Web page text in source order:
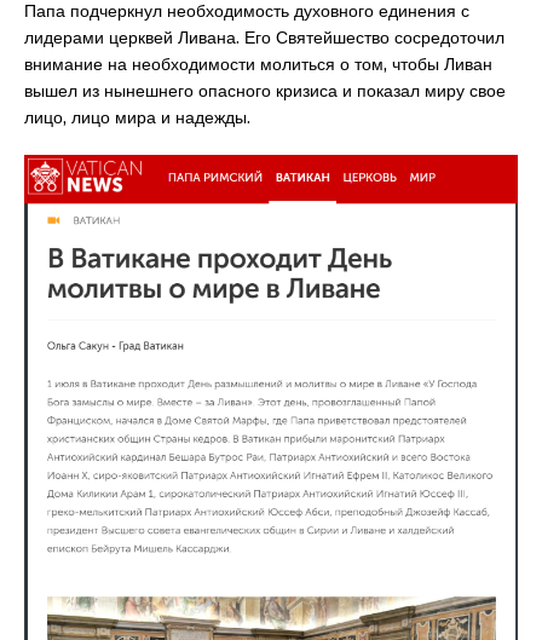
Папа подчеркнул необходимость духовного единения с
лидерами церквей Ливана. Его Святейшество сосредоточил
внимание на необходимости молиться о том, чтобы Ливан
вышел из нынешнего опасного кризиса и показал миру свое
лицо, лицо мира и надежды.